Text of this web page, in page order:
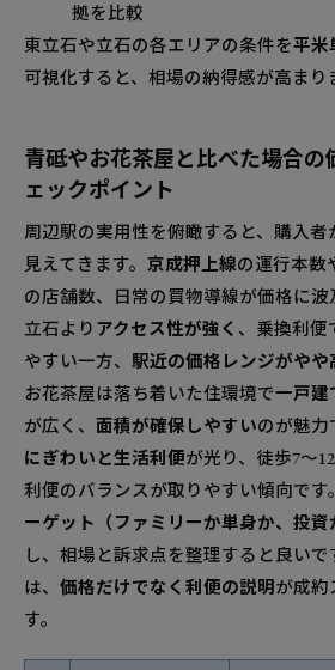
拠を比較
東立石や立石の各エリアの条件を平米
可視化すると、相場の納得感が高まり
青砥やお花茶屋と比べた場合の
ェックポイント
周辺駅の実用性を俯瞰すると、購入
見えてきます。 京成押上線の運行本数
の店舗数、日常の買物導線が価格に
立石より アクセス性が強く 、乗換利便
やすい一方、 駅近の価格レンジがやや
お花茶屋は落ち着いた住環境で一戸建
が広く、 面積が確保しやすいのが魅力
にぎわいと生活利便が光り、徒歩7〜
利便のバランスが取りやすい傾向です
ーゲット（ファミリーか単身か、投資
し、相場と訴求点を整理すると良い
は、 価格だけでなく利便の説明が成約
す。